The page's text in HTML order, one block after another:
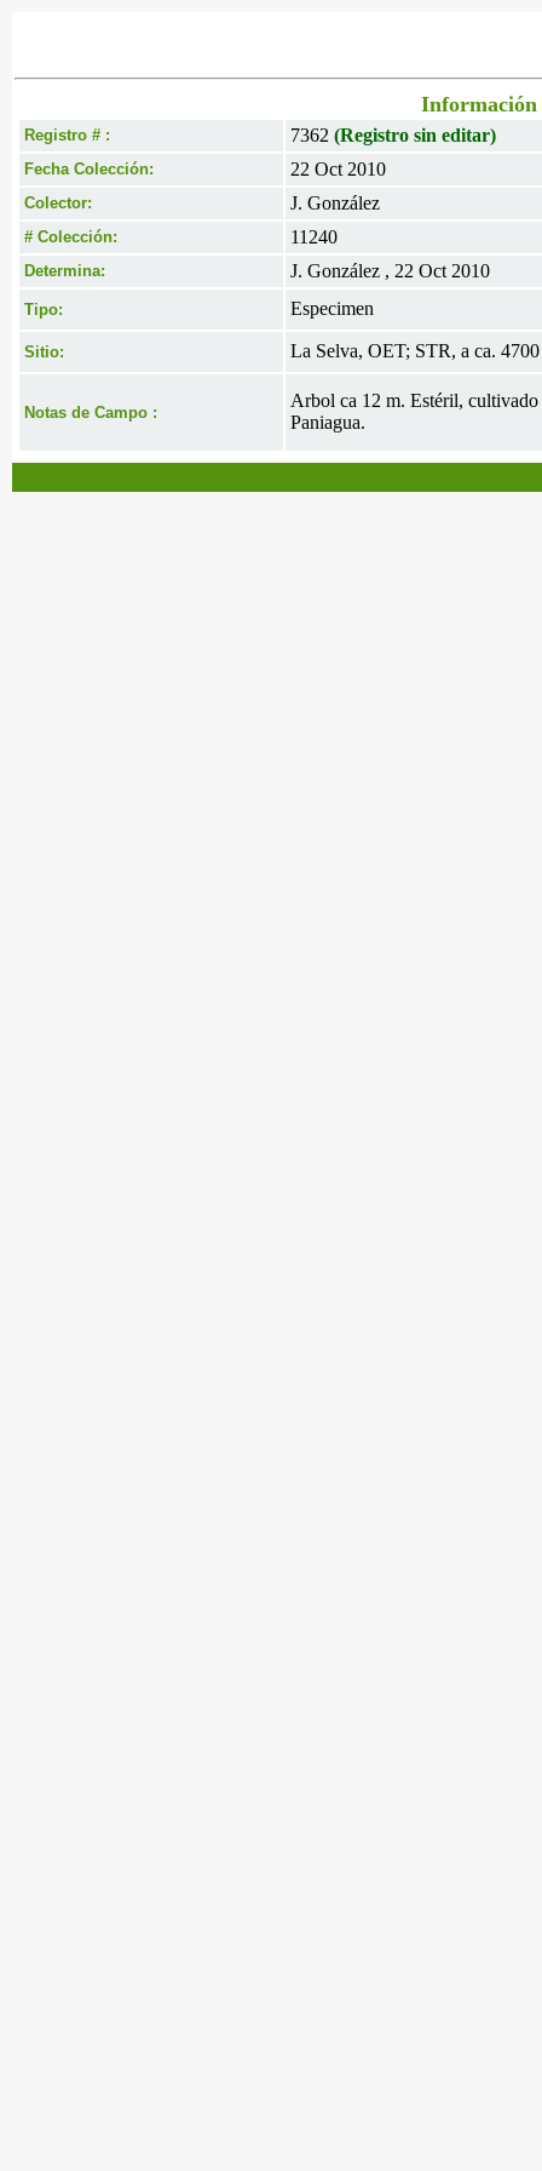
Información
Registro # : 7362 (Registro sin editar)
Fecha Colección: 22 Oct 2010
Colector: J. González
# Colección: 11240
Determina: J. González , 22 Oct 2010
Tipo: Especimen
Sitio: La Selva, OET; STR, a ca.
Notas de Campo :
Arbol ca 12 m. Estéril, cultivado
Paniagua.